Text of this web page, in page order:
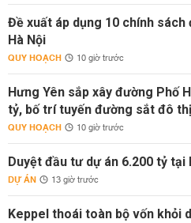
Đề xuất áp dụng 10 chính
Hà Nội
QUY HOẠCH 10 giờ trước
Hưng Yên sắp xây đường Phố
tỷ, bố trí tuyến đường sắt đô
QUY HOẠCH 10 giờ trước
Duyệt đầu tư dự án 6.200 tỷ tại
DỰ ÁN 13 giờ trước
Keppel thoái toàn bộ vốn khỏi